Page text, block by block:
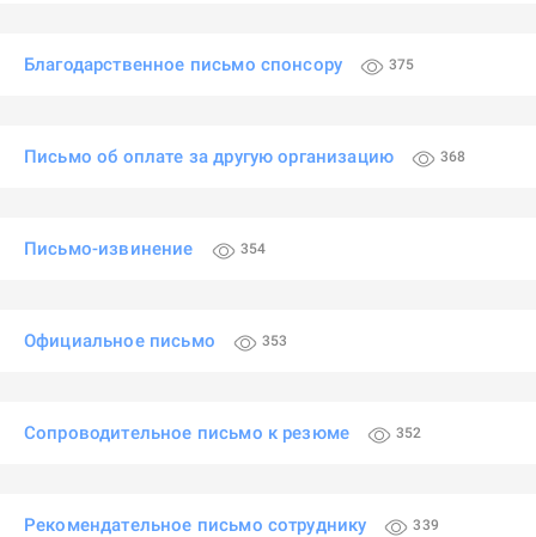
Благодарственное письмо спонсору 375
Письмо об оплате за другую организацию 368
Письмо-извинение 354
Официальное письмо 353
Сопроводительное письмо к резюме 352
Рекомендательное письмо сотруднику 339